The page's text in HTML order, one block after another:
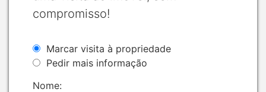
compromisso!
Marcar visita à propriedade
Pedir mais informação
Nome: